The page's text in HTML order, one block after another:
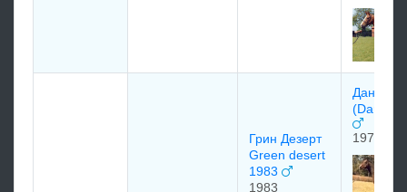
Грин Дезерт
Green desert
1983
1983
Данциг
(Danzig
1977